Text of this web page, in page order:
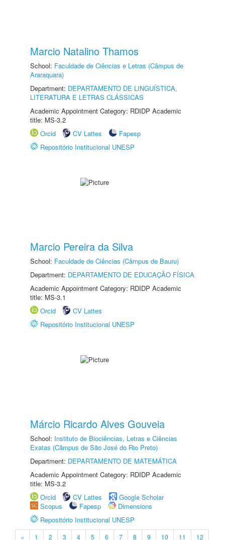
Marcio Natalino Thamos
School: Faculdade de Ciências e Letras (Câmpus de
Araraquara)
Department: DEPARTAMENTO DE LINGUÍSTICA,
LITERATURA E LETRAS CLÁSSICAS
Academic Appointment Category: RDIDP Academic
title: MS-3.2
Orcid
CV Lattes
Fapesp
Repositório Institucional UNESP
Marcio Pereira da Silva
School: Faculdade de Ciências (Câmpus de Bauru)
Department: DEPARTAMENTO DE EDUCAÇÃO FÍSICA
Academic Appointment Category: RDIDP Academic
title: MS-3.1
Orcid
CV Lattes
Repositório Institucional UNESP
Márcio Ricardo Alves Gouveia
School: Instituto de Biociências, Letras e Ciências
Exatas (Câmpus de São José do Rio Preto)
Department: DEPARTAMENTO DE MATEMÁTICA
Academic Appointment Category: RDIDP Academic
title: MS-3.2
Orcid
CV Lattes
Google Scholar
Scopus
Fapesp
Dimensions
Repositório Institucional UNESP
« 1 2 3 4 5 6 7 8 9 10 11
12